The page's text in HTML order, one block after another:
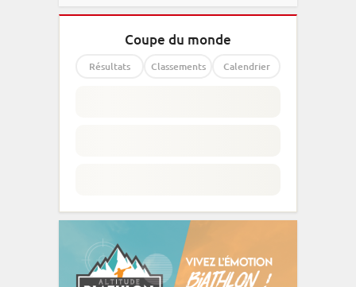
Coupe du monde
Résultats Classements Calendrier